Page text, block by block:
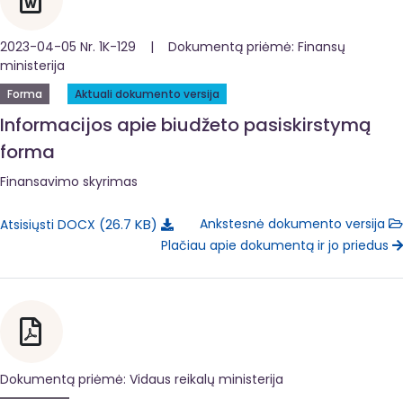
2023-04-05 Nr. 1K-129 | Dokumentą priėmė: Finansų
ministerija
Forma Aktuali dokumento versija
Informacijos apie biudžeto pasiskirstymą
forma
Finansavimo skyrimas
Atsisiųsti DOCX 26.7 KB
Ankstesnė dokumento versija
Plačiau apie dokumentą ir jo priedus
Dokumentą priėmė: Vidaus reikalų ministerija